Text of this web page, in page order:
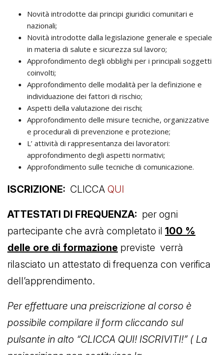
Novità introdotte dai principi giuridici comunitari e
nazionali;
Novità introdotte dalla legislazione generale e speciale
in materia di salute e sicurezza sul lavoro;
Approfondimento degli obblighi per i principali soggetti
coinvolti;
Approfondimento delle modalità per la definizione e
individuazione dei fattori di rischio;
Aspetti della valutazione dei rischi;
Approfondimento delle misure tecniche, organizzative
e procedurali di prevenzione e protezione;
L’ attività di rappresentanza dei lavoratori:
approfondimento degli aspetti normativi;
Approfondimento sulle tecniche di comunicazione.
ISCRIZIONE: CLICCA QUI
ATTESTATI DI FREQUENZA: per ogni
partecipante che avrà completato il 100 %
delle ore di formazione previste verrà
rilasciato un attestato di frequenza con verifica
dell’apprendimento.
Per effettuare una preiscrizione al corso è
possibile compilare il form cliccando sul
pulsante in alto “CLICCA QUI! ISCRIVITI!” ( La